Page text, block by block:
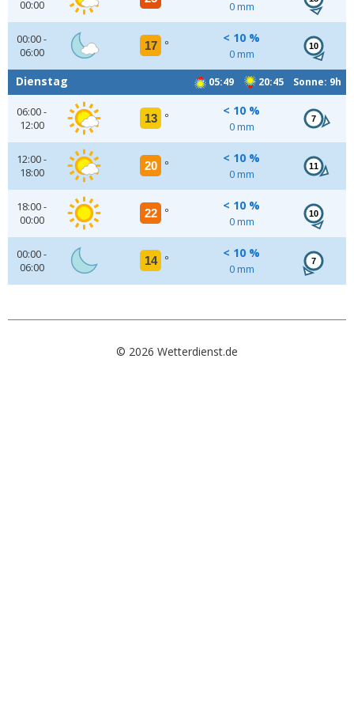
00:00
0 mm
00:00 -
06:00
17 °
< 10 %
0 mm
10
05:49 20:45 Sonne: 9h
Dienstag
06:00 -
12:00
13 °
< 10 %
0 mm
7
12:00 -
18:00
20 °
< 10 %
0 mm
11
18:00 -
00:00
22 °
< 10 %
0 mm
10
00:00 -
06:00
14 °
< 10 %
0 mm
7
© 2026 Wetterdienst.de